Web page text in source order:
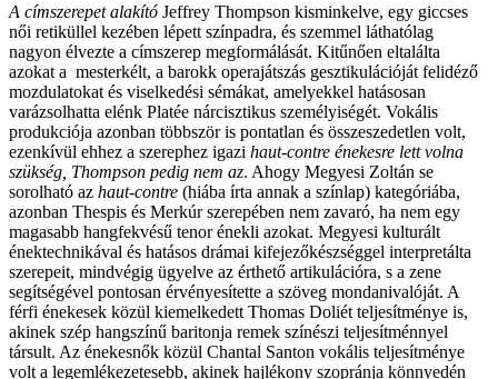
A címszerepet alakító Jeffrey Thompson kisminkelve, egy giccses
női retiküllel kezében lépett színpadra, és szemmel láthatólag
nagyon élvezte a címszerep megformálását. Kitűnően eltalálta
azokat a mesterkélt, a barokk operajátszás gesztikulációját felidéző
mozdulatokat és viselkedési sémákat, amelyekkel hatásosan
varázsolhatta elénk Platée nárcisztikus személyiségét. Vokális
produkciója azonban többször is pontatlan és összeszedetlen volt,
ezenkívül ehhez a szerephez igazi haut-contre énekesre lett volna
szükség, Thompson pedig nem az. Ahogy Megyesi Zoltán se
sorolható az haut-contre (hiába írta annak a színlap) kategóriába,
azonban Thespis és Merkúr szerepében nem zavaró, ha nem egy
magasabb hangfekvésű tenor énekli azokat. Megyesi kulturált
énektechnikával és hatásos drámai kifejezőkészséggel interpretálta
szerepeit, mindvégig ügyelve az érthető artikulációra, s a zene
segítségével pontosan érvényesítette a szöveg mondanivalóját. A
férfi énekesek közül kiemelkedett Thomas Doliét teljesítménye is,
akinek szép hangszínű baritonja remek színészi teljesítménnyel
társult. Az énekesnők közül Chantal Santon vokális teljesítménye
volt a legemlékezetesebb, akinek hajlékony szopránja könnyedén